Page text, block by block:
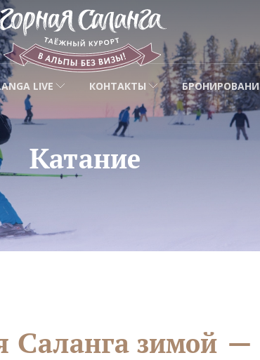
LIVE КОНТАКТЫ
Катание
Саланга зимой —